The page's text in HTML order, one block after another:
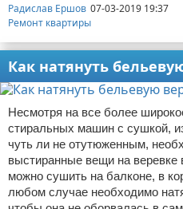
Радислав Ершов 07-03-2019 19:37
Ремонт квартиры
Как натянуть
Несмотря на все более
стиральных машин с сушкой,
чуть ли не отутюженным,
выстиранные вещи на веревке
можно сушить на балконе, в
любом случае необходимо